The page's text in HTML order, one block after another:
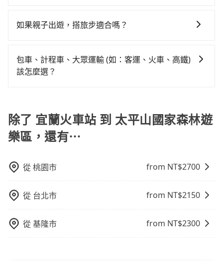
時，就顯得非常不便。
的同時也確保乘客的權益。
看您旅遊的目的地而定。您可以善用大眾運輸，例如：
服務，由專人到府接送，讓您更加輕鬆自在。
如果親子出遊，搭旅步適合嗎？
椅及兒童用增高墊供您選購(租借300元/個)，讓您和孩子
出遊時安全更有保障。
包車、計程車、大眾運輸 (如：客運、火車、高鐵)
該怎麼選？
算。計程車最貴，而大眾運輸通常較便宜。 行程：需多
點停留的行程建議可選可客製化行程的包車，如果時間
比較寬鬆且不介意耗時轉乘可選大眾運輸或較貴的計程
下來的車資也比較便宜，人數少可搭乘大眾運輸或計程
車。 時間：需在特定時間到達目的地可選包車或計程
車，不趕時間即可選用大眾運輸。 便利性：需要便利性
和方便性可選包車和計程車，喜歡探險和體驗當地文化
除了 宜蘭火車站 到 太平山國家森林遊
樂區，還有⋯
從桃園市 from NT$2700
從 台北市 from NT$2150
從基隆市 from NT$2300